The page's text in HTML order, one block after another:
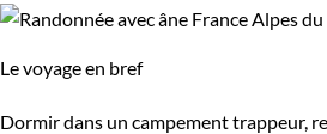
Le voyage en bref
Dormir dans un campement trappeur,